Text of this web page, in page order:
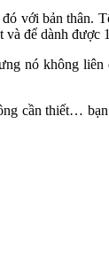
với bản thân.
để dành được
nó không
cần thiết…